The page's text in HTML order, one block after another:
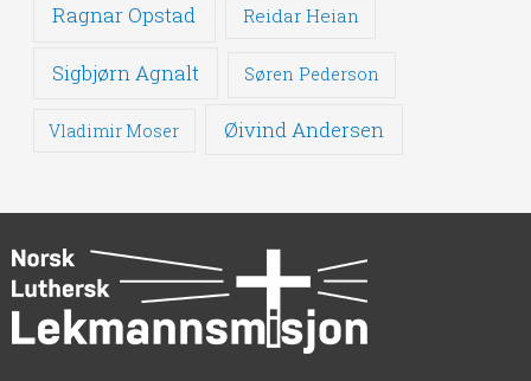
Ragnar Opstad Reidar Heian
Sigbjørn Agnalt Søren Pederson
Vladimir Moser Øivind Andersen